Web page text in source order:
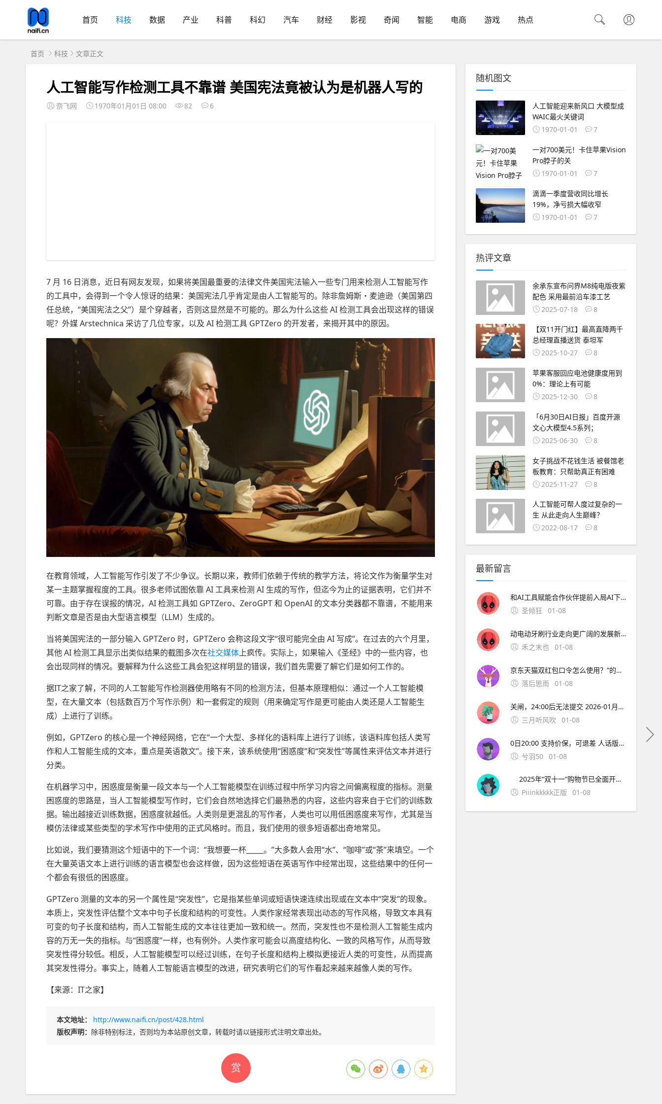
首页 科技 数据 产业 科普 科幻 汽车 财经 影视 奇闻 智能 电商 游戏 热点
首页 科技 文章正文
人工智能写作检测工具不靠谱 美国宪法竟被认为是机器人写的
奈飞网 1970年01月01日 08:00 82 6
7 月 16 日消息，近日有网友发现，如果将美国最重要的法律文件美国宪法输入一些专门用来检测人工智能写作
的工具中，会得到一个令人惊讶的结果：美国宪法几乎肯定是由人工智能写的。除非詹姆斯・麦迪逊（美国第四
任总统，“美国宪法之父”）是个穿越者，否则这显然是不可能的。那么为什么这些 AI 检测工具会出现这样的错误
呢？外媒 Arstechnica 采访了几位专家，以及 AI 检测工具 GPTZero 的开发者，来揭开其中的原因。
在教育领域，人工智能写作引发了不少争议。长期以来，教师们依赖于传统的教学方法，将论文作为衡量学生对
某一主题掌握程度的工具。很多老师试图依靠 AI 工具来检测 AI 生成的写作，但迄今为止的证据表明，它们并不
可靠。由于存在误报的情况，AI 检测工具如 GPTZero、ZeroGPT 和 OpenAI 的文本分类器都不靠谱，不能用来
判断文章是否是由大型语言模型（LLM）生成的。
当将美国宪法的一部分输入 GPTZero 时，GPTZero 会称这段文字“很可能完全由 AI 写成”。在过去的六个月里，
其他 AI 检测工具显示出类似结果的截图多次在社交媒体上疯传。实际上，如果输入《圣经》中的一些内容，也
会出现同样的情况。要解释为什么这些工具会犯这样明显的错误，我们首先需要了解它们是如何工作的。
据IT之家了解，不同的人工智能写作检测器使用略有不同的检测方法，但基本原理相似：通过一个人工智能模
型，在大量文本（包括数百万个写作示例）和一套假定的规则（用来确定写作是更可能由人类还是人工智能生
成）上进行了训练。
例如，GPTZero 的核心是一个神经网络，它在“一个大型、多样化的语料库上进行了训练，该语料库包括人类写
作和人工智能生成的文本，重点是英语散文”。接下来，该系统使用“困惑度”和“突发性”等属性来评估文本并进行
分类。
在机器学习中，困惑度是衡量一段文本与一个人工智能模型在训练过程中所学习内容之间偏离程度的指标。测量
困惑度的思路是，当人工智能模型写作时，它们会自然地选择它们最熟悉的内容，这些内容来自于它们的训练数
据。输出越接近训练数据，困惑度就越低。人类则是更混乱的写作者，人类也可以用低困惑度来写作，尤其是当
模仿法律或某些类型的学术写作中使用的正式风格时。而且，我们使用的很多短语都出奇地常见。
比如说，我们要猜测这个短语中的下一个词：“我想要一杯_____。”大多数人会用“水”、“咖啡”或“茶”来填空。一个
在大量英语文本上进行训练的语言模型也会这样做，因为这些短语在英语写作中经常出现，这些结果中的任何一
个都会有很低的困惑度。
GPTZero 测量的文本的另一个属性是“突发性”，它是指某些单词或短语快速连续出现或在文本中“突发”的现象。
本质上，突发性评估整个文本中句子长度和结构的可变性。人类作家经常表现出动态的写作风格，导致文本具有
可变的句子长度和结构，而人工智能生成的文本往往更加一致和统一。然而，突发性也不是检测人工智能生成内
容的万无一失的指标。与“困惑度”一样，也有例外。人类作家可能会以高度结构化、一致的风格写作，从而导致
突发性得分较低。相反，人工智能模型可以经过训练，在句子长度和结构上模拟更接近人类的可变性，从而提高
其突发性得分。事实上，随着人工智能语言模型的改进，研究表明它们的写作看起来越来越像人类的写作。
【来源： IT之家】
赏
本文地址：
http://www.naifi.cn/post/428.html
版权声明： 除非特别标注，否则均为本站原创文章，转载时请以链接形式注明文章出处。
随机图文
人工智能迎来新风口 大模型成
WAIC最火关键词
1970-01-01
7
一对700美元！卡住苹果Vision
Pro脖子的关
1970-01-01
7
滴滴一季度营收同比增长
19%，净亏损大幅收窄
1970-01-01
7
热评文章
余承东宣布问界M8纯电版夜紫
配色 采用最前沿车漆工艺
2025-07-18
8
【双11开门红】最高直降两千
总经理直播送货 泰坦军
2025-10-27
8
苹果客服回应电池健康度用到
0%：理论上有可能
2025-12-30
8
「6月30日AI日报」百度开源
文心大模型4.5系列；
2025-06-30
8
女子挑战不花钱生活 被餐馆老
板教育：只帮助真正有困难
2025-11-27
8
人工智能可帮人度过复杂的一
生 从此走向人生巅峰？
2022-08-17
8
最新留言
和AI工具赋能合作伙伴提前入局AI下半场。 AI分论坛：荣耀携手合作伙伴共建AI开放生态 随着全球首个具备自进化能力的AI智能体操作系统荣耀MagicOS 10发布， A
圣倾狂
01-08
动电动牙刷行业走向更广阔的发展新阶段。 技术的革命没有终点，每一次突破都让日常护理更高效、更舒适。锐舞电动牙刷通过气泡技术开创的护理新范式，正在重新定义人们对于口腔清洁的认知边界。 申请创业报道，分享创业好点子。，共同探讨创业新机遇！
禾之末也
01-08
京东天猫双红包口令怎么使用？”的全部内容了，如果你有什么不同的看法，快在评论区说出来吧。
落后思雨 01-08
关闸，24:00后无法提交 2026-01月10日：汽车补贴材料截止 记住：越早越全，越晚越没！12月网络拥堵、快递停运，别把自己拖到最后一天哭！ 七、彩蛋：评论区真实反馈，看完直接抄作业 @台州网友：报废了15年老凯越，换比亚迪海豹，2万补贴+4S店优惠2万
三月听风吹 01-08
0日20:00 支持价保，可退差 人话版： 急用？10月31日第一波开门红就冲，早买早发货。 不急？11月10日终极狂欢叠加红包雨+国补+满减，价格直接打骨折！ 二、2025年双十一超长战线表（建议截图） 阶段京东时间淘宝/天猫时间关键词 抢先购 10月9日-30日 10月15日-20
兮羽50 01-08
2025年“双十一”购物节已全面开启，京东与淘宝/天猫分别于10月9日和10月15日启动，活动将持续至11月14日，打造史上最长促销周期。今年双十一主打“超长周期+简化玩法+多重补贴”，不仅优惠时间更长，红包、满减、政府补贴等福利也层层叠加，堪称“史上最强
Piiinkkkkk正版
01-08